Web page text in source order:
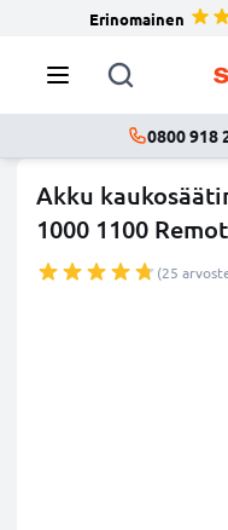
Erinomainen
0800 918
Akku
1000 1100
(25